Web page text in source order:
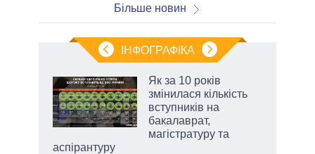
Більше новин
ІНФОГРАФІКА
Як за 10 років
змінилася кількість
вступників на
бакалаврат,
магістратуру та
аспірантуру